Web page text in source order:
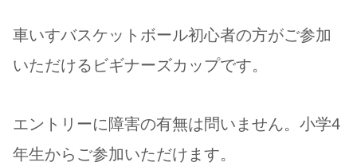
車いすバスケットボール初心者の方がご参加
いただけるビギナーズカップです。
エントリーに障害の有無は問いません。小学4
年生からご参加いただけます。